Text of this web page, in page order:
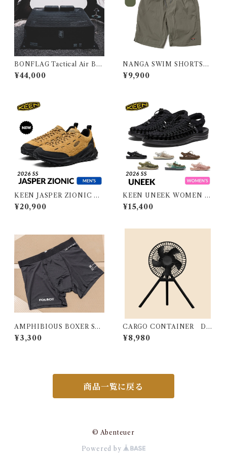
BONFLAG Tactical Air Bed
2P
¥44,000
NANGA SWIM SHORTS／
ナンガ スイムショーツ
¥9,900
KEEN JASPER ZIONIC M
EN キーン ジャスパーザイオ
ニック メンズ
¥20,900
KEEN UNEEK WOMEN キ
ーン ユニーク ウィメンズ
¥15,400
AMPHIBIOUS BOXER SH
ORTS (2枚SET)
¥3,300
CARGO CONTAINER DU
AL FAN - M
¥8,980
商品一覧に戻る
© Abenteuer
Powered by